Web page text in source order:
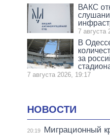
ВАКС
7 августа
В
за
7 августа 2026, 19:17
НОВОСТИ
20:19
Миграционный